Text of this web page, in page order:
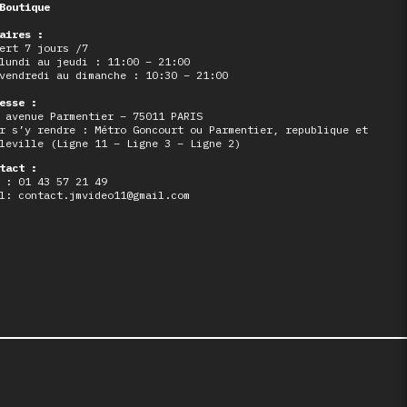
:
7 jours /7
lundi au jeudi : 11:00 – 21:00
au dimanche : 10:30 – 21:00
:
avenue Parmentier – 75011 PARIS
s’y rendre : Métro Goncourt ou Parmentier, republique et
(Ligne 11 – Ligne 3 – Ligne 2)
:
: 01 43 57 21 49
contact.jmvideo11@gmail.com